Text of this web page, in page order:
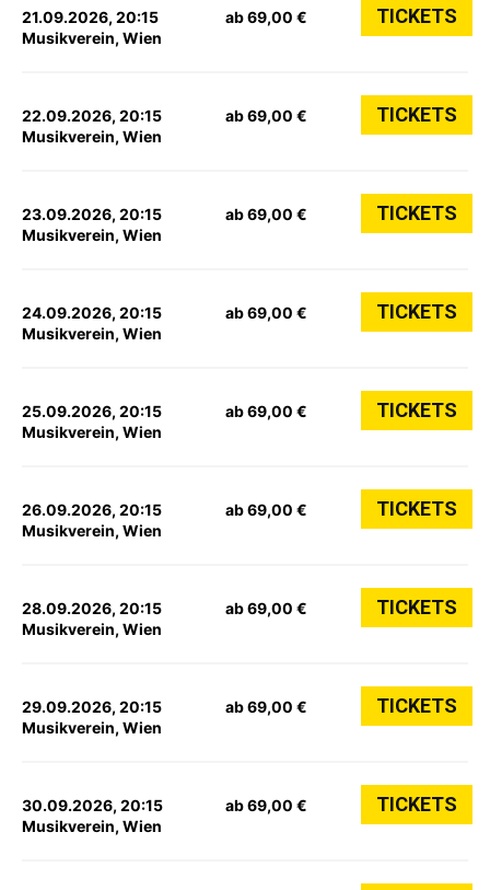
21.09.2026, 20:15
Musikverein, Wien
ab 69,00 € TICKETS
22.09.2026, 20:15
Musikverein, Wien
ab 69,00 € TICKETS
23.09.2026, 20:15
Musikverein, Wien
ab 69,00 € TICKETS
24.09.2026, 20:15
Musikverein, Wien
ab 69,00 € TICKETS
25.09.2026, 20:15
Musikverein, Wien
ab 69,00 € TICKETS
26.09.2026, 20:15
Musikverein, Wien
ab 69,00 € TICKETS
28.09.2026, 20:15
Musikverein, Wien
ab 69,00 € TICKETS
29.09.2026, 20:15
Musikverein, Wien
ab 69,00 € TICKETS
30.09.2026, 20:15
Musikverein, Wien
ab 69,00 € TICKETS